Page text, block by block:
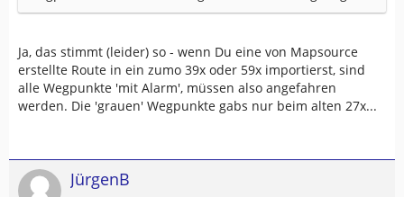
Ja, das stimmt (leider) so - wenn Du eine von Mapsource
erstellte Route in ein zumo 39x oder 59x importierst, sind
alle Wegpunkte 'mit Alarm', müssen also angefahren
werden. Die 'grauen' Wegpunkte gabs nur beim alten 27x...
JürgenB